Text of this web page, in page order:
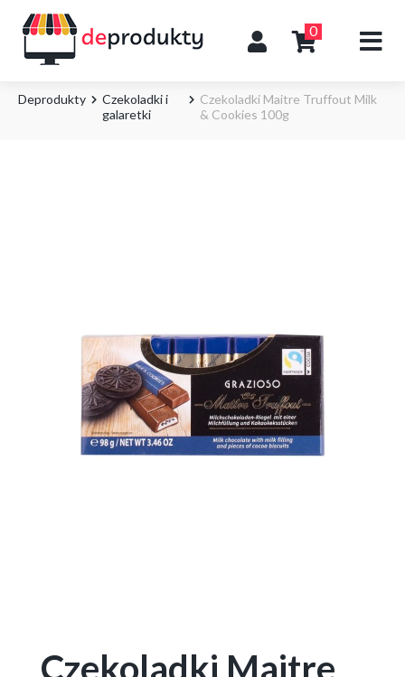
0
Deprodukty
Czekoladki i
galaretki
Czekoladki Maitre Truffout Milk
& Cookies 100g
Czekoladki Maitre